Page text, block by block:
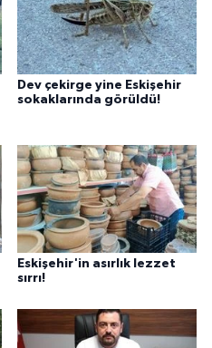
Dev çekirge yine Eskişehir
sokaklarında görüldü!
Eskişehir'in asırlık lezzet
sırrı!